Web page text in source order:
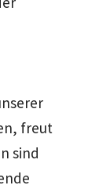
freut
sind